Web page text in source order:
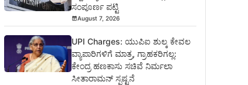
ಸಂಪೂರ್ಣ ಪಟ್ಟಿ
August 7, 2026
UPI Charges: ಯುಪಿಐ ಶುಲ್ಕ ಕೇವಲ
ವ್ಯಾಪಾರಿಗಳಿಗೆ ಮಾತ್ರ, ಗ್ರಾಹಕರಿಗಲ್ಲ:
ಕೇಂದ್ರ ಹಣಕಾಸು ಸಚಿವೆ ನಿರ್ಮಲಾ
ಸೀತಾರಾಮನ್ ಸ್ಪಷ್ಟನೆ